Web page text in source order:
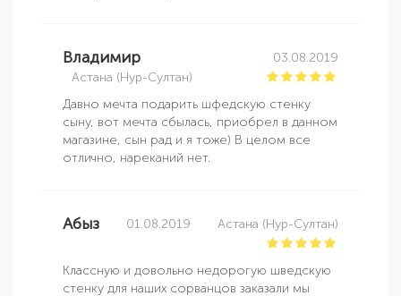
Владимир
03.08.2019
Астана (Нур-Султан)
Давно мечта подарить шфедскую стенку
сыну, вот мечта сбылась, приобрел в данном
магазине, сын рад и я тоже) В целом все
отлично, нареканий нет.
Абыз 01.08.2019 Астана (Нур-Султан)
Классную и довольно недорогую шведскую
стенку для наших сорванцов заказали мы